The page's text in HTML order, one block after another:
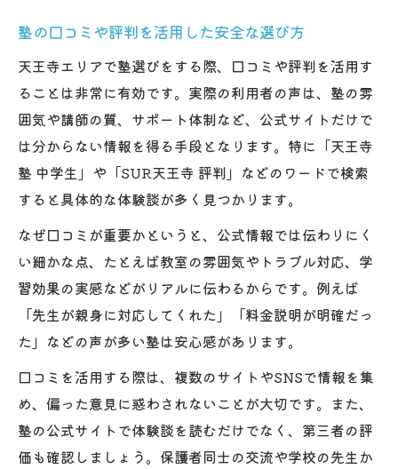
塾の口コミや評判を活用した安全な選び方
天王寺エリアで塾選びをする際、口コミや評判を活用す
ることは非常に有効です。実際の利用者の声は、塾の雰
囲気や講師の質、サポート体制など、公式サイトだけで
は分からない情報を得る手段となります。特に「天王寺
塾 中学生」や「SUR天王寺 評判」などのワードで検索
すると具体的な体験談が多く見つかります。
なぜ口コミが重要かというと、公式情報では伝わりにく
い細かな点、たとえば教室の雰囲気やトラブル対応、学
習効果の実感などがリアルに伝わるからです。例えば
「先生が親身に対応してくれた」「料金説明が明確だっ
た」などの声が多い塾は安心感があります。
口コミを活用する際は、複数のサイトやSNSで情報を集
め、偏った意見に惑わされないことが大切です。また、
塾の公式サイトで体験談を読むだけでなく、第三者の評
価も確認しましょう。保護者同士の交流や学校の先生か